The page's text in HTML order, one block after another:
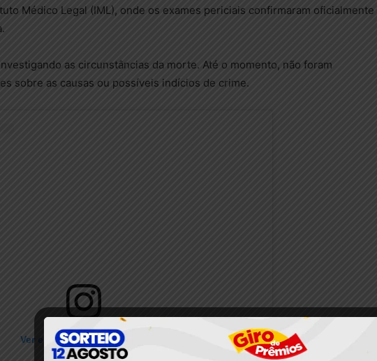
Médico Legal (IML), onde os exames periciais confirmaram oficialmente
as circunstâncias da morte. Até o momento, não foram
sobre as causas ou possíveis indícios de crime.
Ver essa foto no Instagram